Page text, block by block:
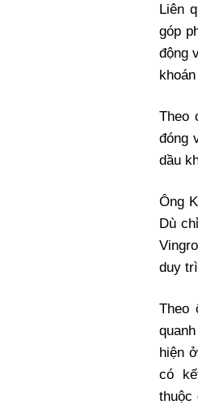
Liên
góp
động
Theo
đóng
dầu
Ông
Dù
duy
Theo
hiện
có
thuộc